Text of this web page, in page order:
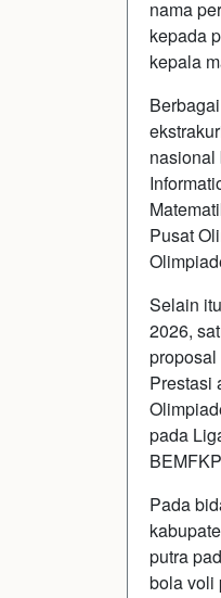
nama
kepada
kepala
nasional
Pusat
Selain
2026,
Prestasi
pada
Pada
putra
bola voli